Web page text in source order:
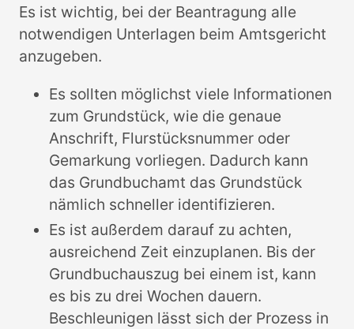
Es ist wichtig, bei der Beantragung alle
notwendigen Unterlagen beim Amtsgericht
anzugeben.
Es sollten möglichst viele Informationen
zum Grundstück, wie die genaue
Anschrift, Flurstücksnummer oder
Gemarkung vorliegen. Dadurch kann
das Grundbuchamt das Grundstück
nämlich schneller identifizieren.
Es ist außerdem darauf zu achten,
ausreichend Zeit einzuplanen. Bis der
Grundbuchauszug bei einem ist, kann
es bis zu drei Wochen dauern.
Beschleunigen lässt sich der Prozess in